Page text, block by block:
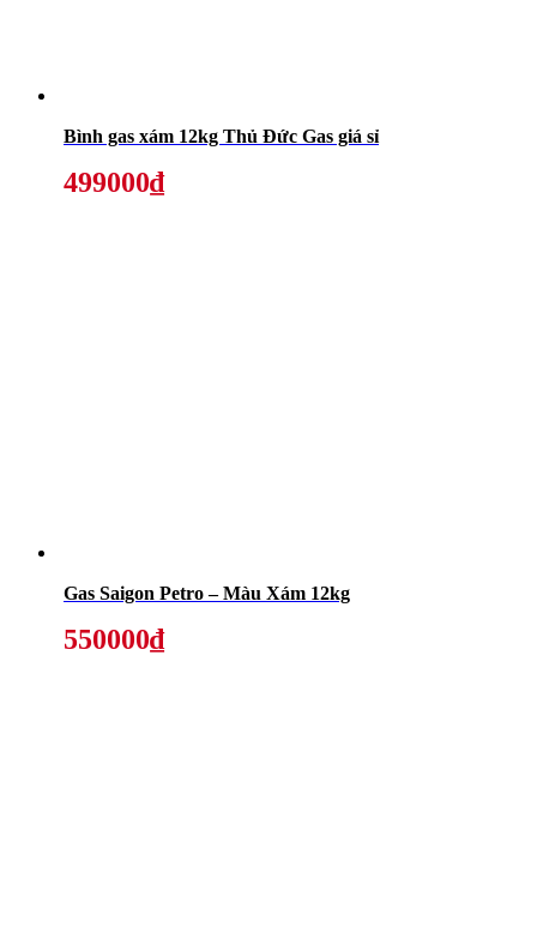
Bình gas xám 12kg Thủ Đức Gas giá sỉ
499000₫
Gas Saigon Petro – Màu Xám 12kg
550000₫